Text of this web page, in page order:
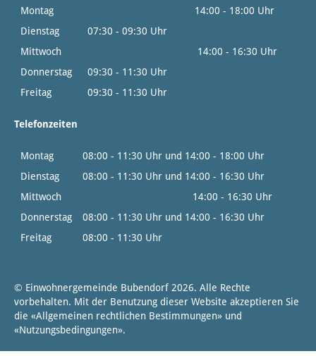
Montag
14:00 - 18:00 Uhr
Dienstag
07:30 - 09:30 Uhr
Mittwoch
14:00 - 16:30 Uhr
Donnerstag
09:30 - 11:30 Uhr
Freitag
09:30 - 11:30 Uhr
Telefonzeiten
Montag
08:00 - 11:30 Uhr und 14:00 - 18:00 Uhr
Dienstag
08:00 - 11:30 Uhr und 14:00 - 16:30 Uhr
Mittwoch
14:00 - 16:30 Uhr
Donnerstag
08:00 - 11:30 Uhr und 14:00 - 16:30 Uhr
Freitag
08:00 - 11:30 Uhr
© Einwohnergemeinde Bubendorf 2026. Alle Rechte
vorbehalten. Mit der Benutzung dieser Website akzeptieren Sie
die «Allgemeinen rechtlichen Bestimmungen» und
«Nutzungsbedingungen».